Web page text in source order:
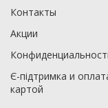
Контакты
Акции
Є-підтримка и
картой